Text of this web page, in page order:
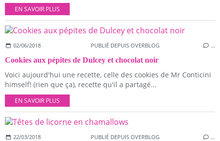
EN SAVOIR PLUS
02/06/2018 PUBLIÉ DEPUIS OVERBLOG …
Cookies aux pépites de Dulcey et chocolat noir
Voici aujourd'hui une recette, celle des cookies de Mr Conticini
himself! (rien que ça), recette qu'il a partagé...
EN SAVOIR PLUS
22/03/2018 PUBLIÉ DEPUIS OVERBLOG …